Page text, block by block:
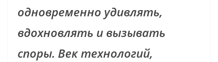
одновременно удивлять,
вдохновлять и вызывать
споры. Век технологий,